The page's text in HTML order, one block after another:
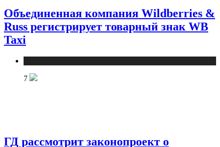
Объединенная компания Wildberries &
Russ регистрирует товарный знак WB
Taxi
7
ГД рассмотрит законопроект о